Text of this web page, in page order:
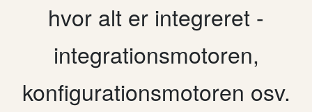
hvor alt er integreret -
integrationsmotoren,
konfigurationsmotoren osv.